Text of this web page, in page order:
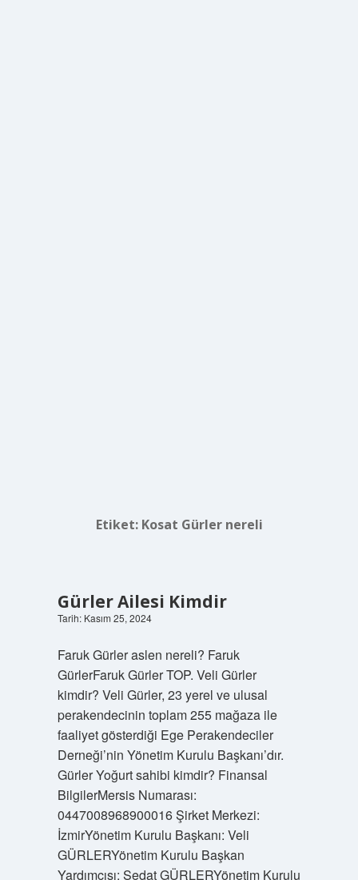
Etiket: Kosat Gürler nereli
Gürler Ailesi Kimdir
Tarih: Kasım 25, 2024
Faruk Gürler aslen nereli? Faruk
GürlerFaruk Gürler TOP. Veli Gürler
kimdir? Veli Gürler, 23 yerel ve ulusal
perakendecinin toplam 255 mağaza ile
faaliyet gösterdiği Ege Perakendeciler
Derneği’nin Yönetim Kurulu Başkanı’dır.
Gürler Yoğurt sahibi kimdir? Finansal
BilgilerMersis Numarası:
0447008968900016 Şirket Merkezi:
İzmirYönetim Kurulu Başkanı: Veli
GÜRLERYönetim Kurulu Başkan
Yardımcısı: Sedat GÜRLERYönetim Kurulu